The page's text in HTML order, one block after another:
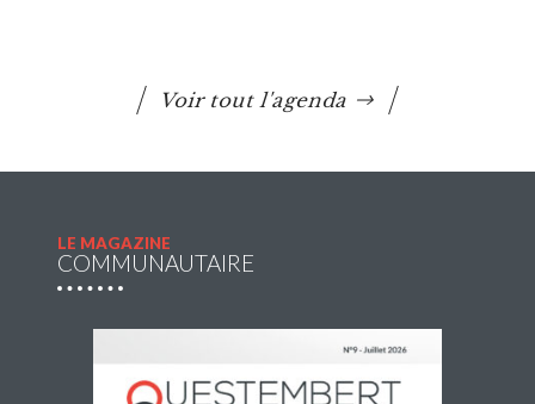
Navette estivale : une escapade à Damgan ou
Voir tout l'agenda
LE MAGAZINE
COMMUNAUTAIRE